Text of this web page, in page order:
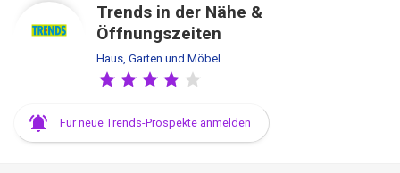
Trends in der Nähe &
Öffnungszeiten
Haus, Garten und Möbel
Für neue Trends-Prospekte anmelden